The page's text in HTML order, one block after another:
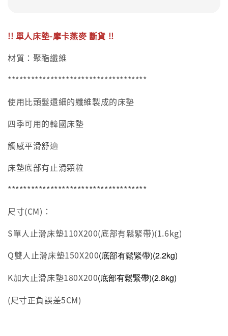
!! 單人床墊-摩卡燕麥 斷貨 !!
材質：聚酯纖維
************************************
使用比頭髮還細的纖維製成的床墊
四季可用的韓國床墊
觸感平滑舒適
床墊底部有止滑顆粒
************************************
尺寸(CM)：
S單人止滑床墊110X200(底部有鬆緊帶)(1.6kg)
Q雙人止滑床墊150X200(底部有鬆緊帶)(2.2kg)
K加大止滑床墊180X200(底部有鬆緊帶)(2.8kg)
(尺寸正負誤差5CM)